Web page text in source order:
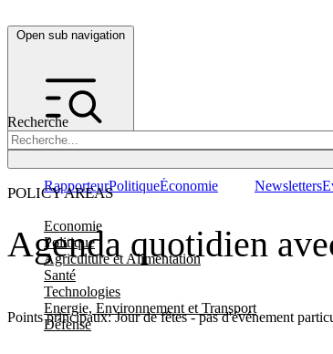
Open sub navigation
Recherche
POLICY AREAS
Economie
Politique
Agriculture et Alimentation
Santé
Technologies
Energie, Environnement et Transport
Défense
RapporteurPolitiqueÉconomie Newsletters
Agenda quotidien
Points principaux: Jour de fêtes - pas d'événement